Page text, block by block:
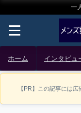
一
ホーム インタビュ
【PR】この記事には